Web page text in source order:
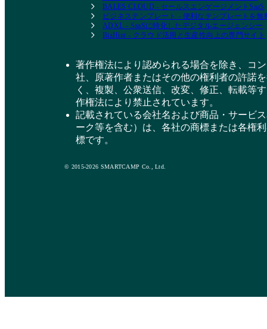
BALES CLOUD - セールスエンゲージメントSaaS
ビジネステンプレート - 便利なテンプレートを無
ADXL - SaaSに特化したデジタルエージェンシー
BizHint - クラウド活用と生産性向上の専門サイト
著作権法により認められる場合を除き、コ
社、原著作者またはその他の権利者の許諾
く、複製、公衆送信、改変、修正、転載等
作権法により禁止されています。
記載されている会社名および商品・サービ
ーク等を含む）は、各社の商標または各権
標です。
© 2015-2026 SMARTCAMP Co., Ltd.